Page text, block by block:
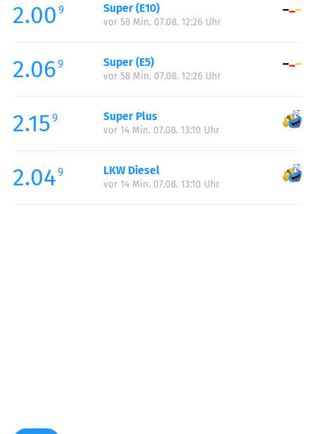
Samstag:
00:00-24:00
Sonntag:
2.00 9 Super (E10)
vor 58 Min. 07.08. 12:26 Uhr
2.069 Super (E5)
vor 58 Min. 07.08. 12:26 Uhr
2.159 Super Plus
vor 14 Min. 07.08. 13:10 Uhr
2.049 LKW Diesel
vor 14 Min. 07.08. 13:10 Uhr